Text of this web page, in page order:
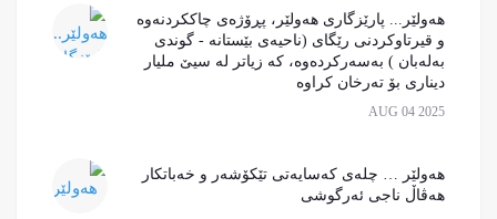
هەولێر... پارێزگاری هەولێر، پڕۆژەی چاککردنەوە
و قیرتاوکردنی رێگای (ناحیەی بێستانە - گوندی
بەلەبان ) به‌سه‌ركرده‌وه، کە زیاتر لە سیێ ملیار
دیناری بۆ تەرخان کراوە‌
AUG 04 2025
هەولێر … چلەی کەسایەتی تێکۆشەر و خەباتکار
هەڤاڵ ناجی ئەرگوشی